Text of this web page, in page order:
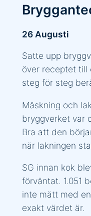
26 Augusti
Satte upp
över receptet till
steg för steg
Mäskning och
bryggverket var
Bra att den
när lakningen
SG innan kok
förväntat. 1.051
inte mätt med
exakt värdet är.